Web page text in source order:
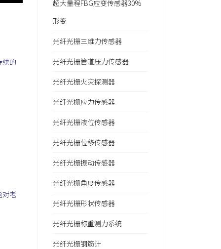
续的
对老
超大量程FBG应变传感器30%
形变
光纤光栅三维力传感器
光纤光栅管道压力传感器
光纤光栅火灾探测器
光纤光栅应力传感器
光纤光栅液位传感器
光纤光栅位移传感器
光纤光栅振动传感器
光纤光栅角度传感器
光纤光栅形状传感器
光纤光栅称重测力系统
光纤光栅钢筋计